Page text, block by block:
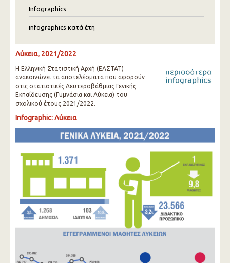
Infographics
infographics κατά έτη
Λύκεια, 2021/2022
Η Ελληνική Στατιστική Αρχή (ΕΛΣΤΑΤ)
ανακοινώνει τα αποτελέσματα που αφορούν
στις στατιστικές Δευτεροβάθμιας Γενικής
Εκπαίδευσης (Γυμνάσια και Λύκεια) του
σχολικού έτους 2021/2022.
Infographic: Λύκεια